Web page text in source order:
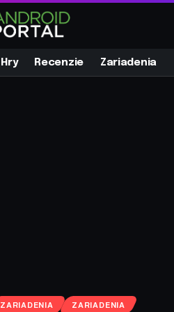
Hry Recenzie Zariadenia
ZARIADENIA ZARIADENIA